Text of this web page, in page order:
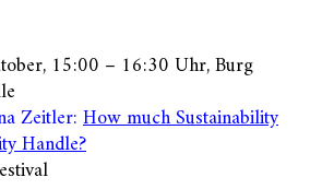
15:00 – 16:30 Uhr, Burg
Zeitler:How much Sustainability
Handle?